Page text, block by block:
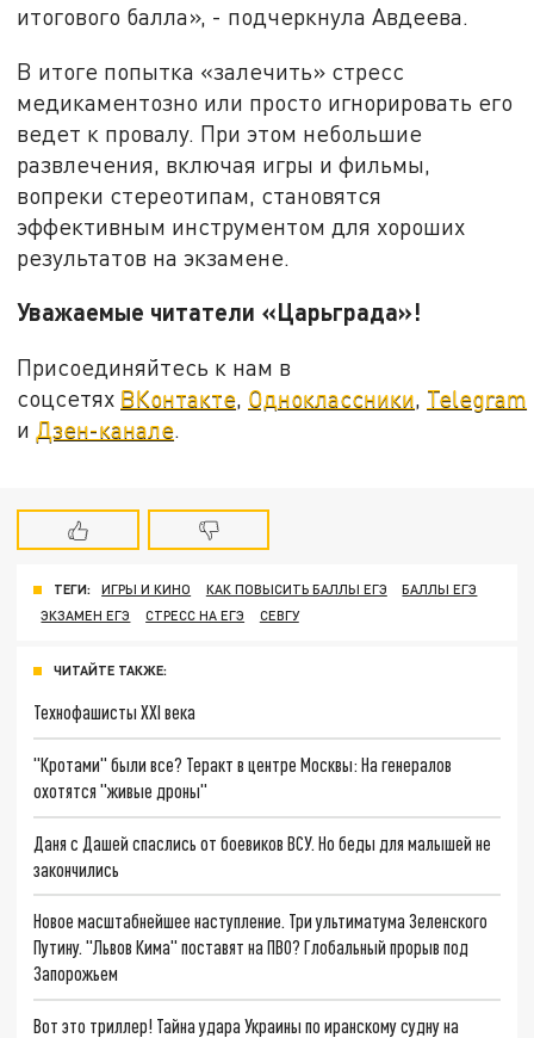
итогового балла», - подчеркнула Авдеева.
В итоге попытка «залечить» стресс
медикаментозно или просто игнорировать его
ведет к провалу. При этом небольшие
развлечения, включая игры и фильмы,
вопреки стереотипам, становятся
эффективным инструментом для хороших
результатов на экзамене.
Уважаемые читатели «Царьграда»!
Присоединяйтесь к нам в
соцсетях ВКонтакте, Одноклассники, Telegram
и Дзен-канале.
ТЕГИ: ИГРЫ И КИНО КАК ПОВЫСИТЬ БАЛЛЫ ЕГЭ
БАЛЛЫ ЕГЭ
ЭКЗАМЕН ЕГЭ
СТРЕСС НА ЕГЭ СЕВГУ
ЧИТАЙТЕ ТАКЖЕ:
Технофашисты XXI века
"Кротами" были все? Теракт в центре Москвы: На генералов
охотятся "живые дроны"
Даня с Дашей спаслись от боевиков ВСУ. Но беды для малышей не
закончились
Новое масштабнейшее наступление. Три ультиматума Зеленского
Путину. "Львов Кима" поставят на ПВО? Глобальный прорыв под
Запорожьем
Вот это триллер! Тайна удара Украины по иранскому судну на